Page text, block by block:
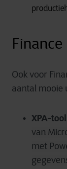
Finance
Ook voor
aantal mooie
XPA-
van
met